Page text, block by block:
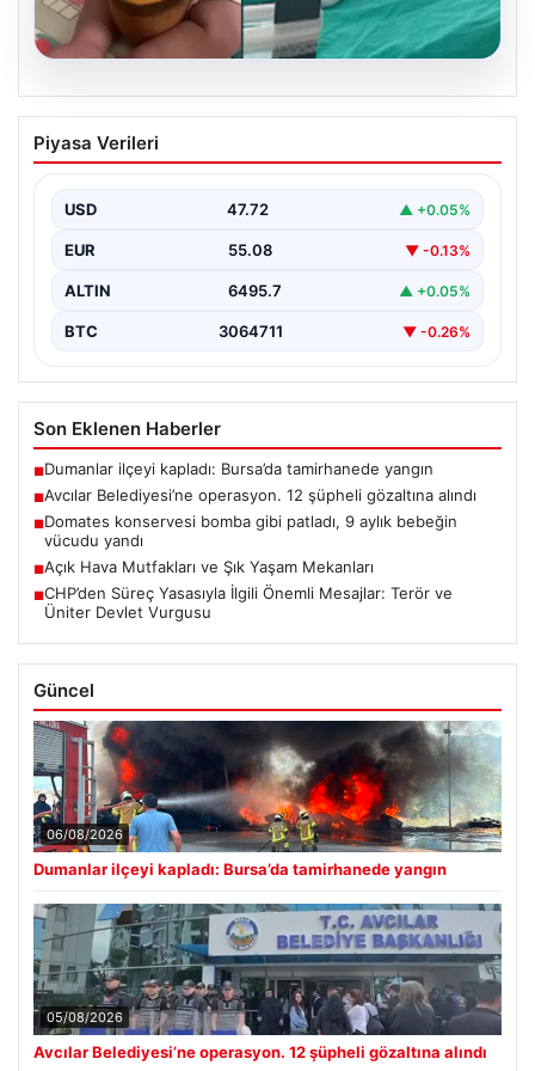
04.08.2026
Dış hava tasarımı günümüzde ciddi bir gelişim
göstermektedir. Özellikle de lüks evlerde yaşayan ev…
Piyasa Verileri
USD 47.72 ▲ +0.05%
EUR 55.08 ▼ -0.13%
ALTIN 6495.7 ▲ +0.05%
BTC 3064711 ▼ -0.26%
Son Eklenen Haberler
■Dumanlar ilçeyi kapladı: Bursa’da tamirhanede yangın
■Avcılar Belediyesi’ne operasyon. 12 şüpheli gözaltına alındı
■Domates konservesi bomba gibi patladı, 9 aylık bebeğin
vücudu yandı
■Açık Hava Mutfakları ve Şık Yaşam Mekanları
CHP’den Süreç Yasasıyla İlgili Önemli Mesajlar: Terör ve
Üniter Devlet Vurgusu
Güncel
06/08/2026
Dumanlar ilçeyi kapladı: Bursa’da tamirhanede yangın
05/08/2026
Avcılar Belediyesi’ne operasyon. 12 şüpheli gözaltına alındı